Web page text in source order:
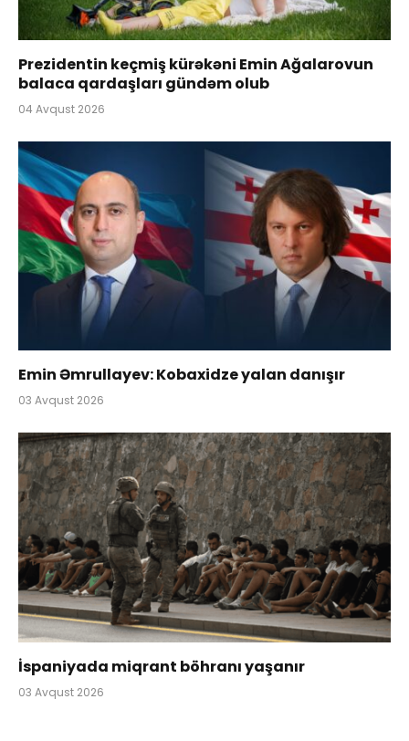
Prezidentin keçmiş kürəkəni Emin Ağalarovun
balaca qardaşları gündəm olub
04 Avqust 2026
Emin Əmrullayev: Kobaxidze yalan danışır
03 Avqust 2026
İspaniyada miqrant böhranı yaşanır
03 Avqust 2026